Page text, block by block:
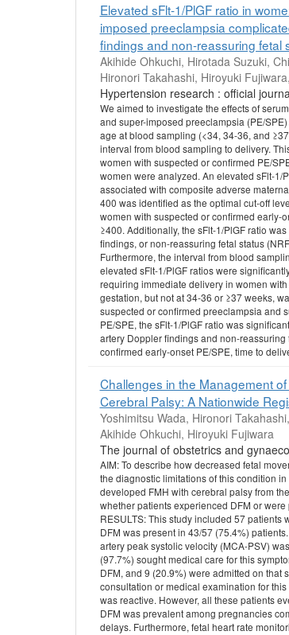
Elevated sFlt-1/PlGF ratio in
imposed preeclampsia
findings and non-reassuring fetal
Akihide Ohkuchi, Hirotada Suzuki,
Hironori Takahashi, Hiroyuki
Hypertension research : official
We aimed to investigate the effects of
and super-imposed preeclampsia (PE/
age at blood sampling (<34, 34-36, and
interval from blood sampling to delivery.
women with suspected or confirmed PE/
women were analyzed. An elevated sFlt-1/
associated with composite adverse
400 was identified as the optimal cut-off
women with suspected or confirmed early-
≥400. Additionally, the sFlt-1/PlGF ratio
findings, or non-reassuring fetal status
Furthermore, the interval from blood
elevated sFlt-1/PlGF ratios were
requiring immediate delivery in women
gestation, but not at 34-36 or ≥37 weeks,
suspected or confirmed preeclampsia and
PE/SPE, the sFlt-1/PlGF ratio was
artery Doppler findings and non-
confirmed early-onset PE/SPE, time to
Challenges in the Management
Cerebral Palsy: A Nationwide
Yoshimitsu Wada, Hironori
Akihide Ohkuchi, Hiroyuki Fujiwara
The journal of obstetrics and
AIM: To describe how decreased fetal
the diagnostic limitations of this condition
developed FMH with cerebral palsy from
whether patients experienced DFM or
RESULTS: This study included 57
DFM was present in 43/57 (75.4%)
artery peak systolic velocity (MCA-PSV)
(97.7%) sought medical care for this
DFM, and 9 (20.9%) were admitted on that
consultation or medical examination for
was reactive. However, all these patients
DFM was prevalent among pregnancies
delays. Furthermore, fetal heart rate